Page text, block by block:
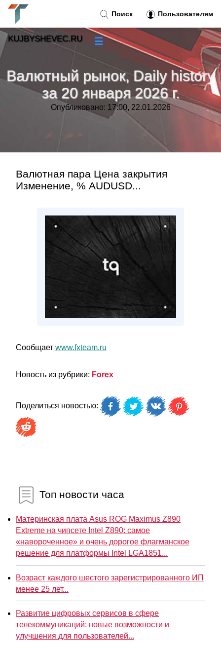
Валютный рынок, Daily history
за 20 января 2026 г.
Опубликовано: 17:00, 22.01.2026
Валютная пара Цена закрытия
Изменение, % AUDUSD...
Сообщает www.fxteam.ru
Новость из рубрики: Forex
Поделиться новостью:
Топ новости часа
Материнская плата Asus ROG Maximus Z890
Extreme на чипсете Intel Z890: самое
«навороченное» и очень дорогое флагманское
решение для платформы Intel LGA1851...
Возраст каждого шестого зарегистрированного ИП
менее 25 лет...
Развитие цифровых сервисов в сфере
телекоммуникаций: новые возможности и
улучшения для пользователей...
Поиск Пользователям
KUJBYSHEVEC.RU ☰
»
Тренды новостей »
»
Контакт»